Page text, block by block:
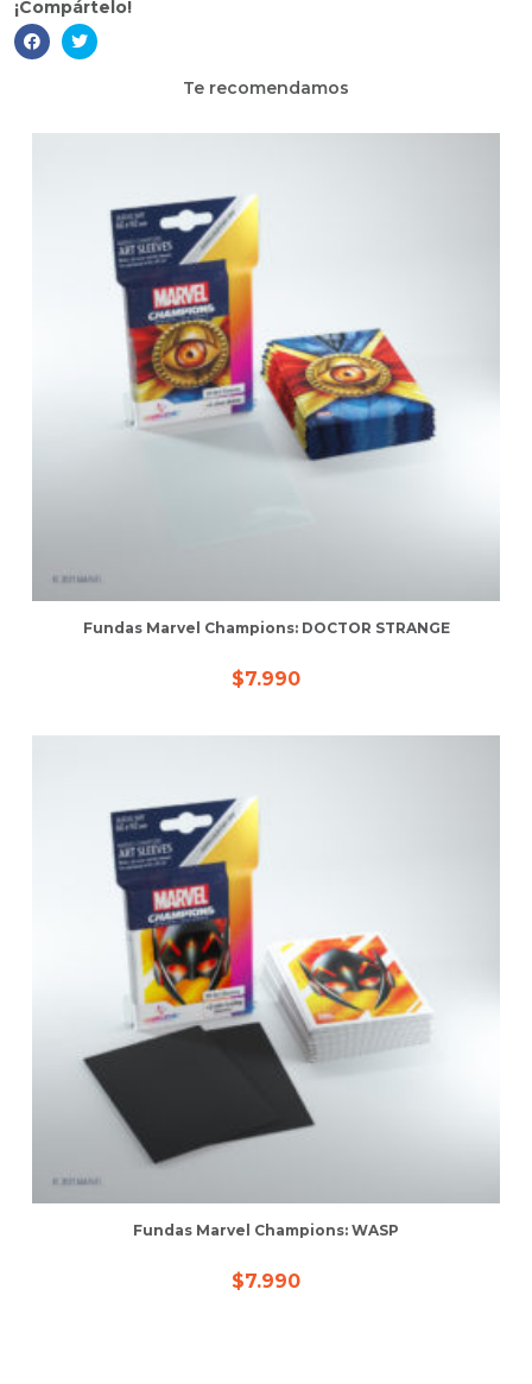
¡Compártelo!
Te recomendamos
Fundas Marvel Champions: DOCTOR STRANGE
$7.990
Fundas Marvel Champions: WASP
$7.990